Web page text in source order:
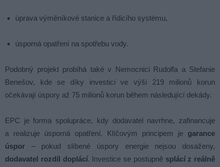
úprava výměníkové stanice a řídicího systému,
úsporná opatření na spotřebu vody.
Podobný projekt probíhá také v Nemocnici Rudolfa a Stefanie
Benešov, kde se díky investici ve výši 219 milionů korun
očekávají úspory až 75 milionů korun během následující dekády.
EPC je forma spolupráce, kdy dodavatel navrhne, zafinancuje
a realizuje úsporná opatření. Klíčovým principem je garance
úspor – pokud slíbené úspory energie nejsou dosaženy,
dodavatel rozdíl doplácí. Investice se postupně splácí z reálně